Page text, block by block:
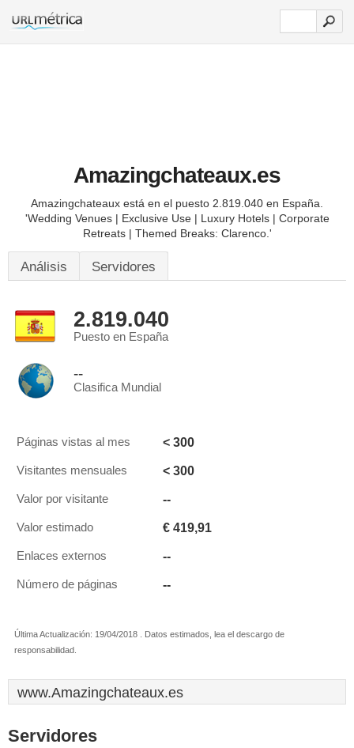
Amazingchateaux.es
Amazingchateaux está en el puesto 2.819.040 en España.
'Wedding Venues | Exclusive Use | Luxury Hotels | Corporate
Retreats | Themed Breaks: Clarenco.'
Análisis Servidores
2.819.040
Puesto en España
--
Clasifica Mundial
Páginas vistas al mes < 300
Visitantes mensuales < 300
Valor por visitante --
Valor estimado € 419,91
Enlaces externos --
Número de páginas --
Última Actualización: 19/04/2018 . Datos estimados, lea el descargo de
responsabilidad.
www.Amazingchateaux.es
Servidores